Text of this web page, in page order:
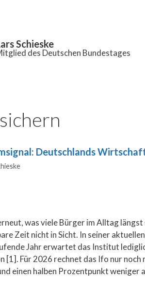
Schieske
des Deutschen Bundestages
Deutschlands
was viele Bürger im Alltag
Zeit nicht in Sicht. In seiner
Jahr erwartet das Institut
[1]. Für 2026 rechnet das Ifo nur
einen halben Prozentpunkt